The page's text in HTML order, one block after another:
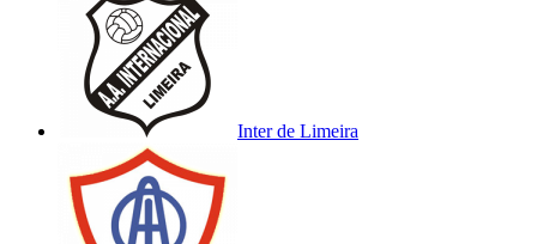
Inter de Limeira